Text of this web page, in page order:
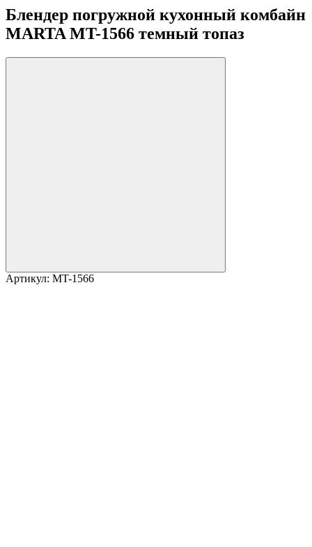
Блендер погружной кухонный комбайн
MARTA MT-1566 темный топаз
Артикул: MT-1566